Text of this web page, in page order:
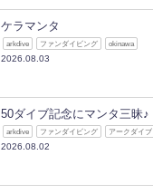
ケラマンタ
arkdive ファンダイビング okinawa
2026.08.03
50ダイブ記念にマンタ三昧♪
arkdive ファンダイビング アークダイブ
2026.08.02